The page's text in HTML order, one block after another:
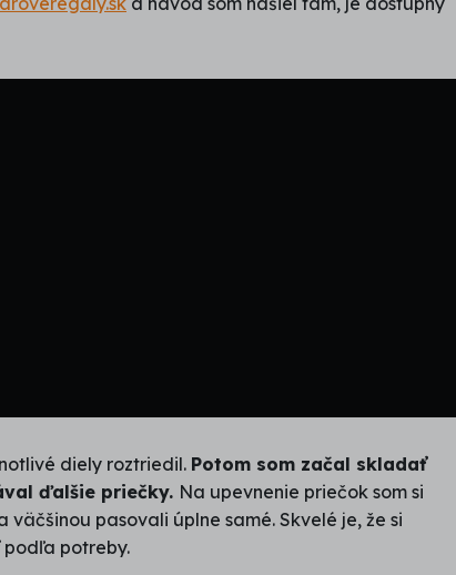
diely roztriedil. Potom som začal skladať
ďalšie priečky. Na upevnenie priečok som si
pasovali úplne samé. Skvelé je, že si
podľa potreby.